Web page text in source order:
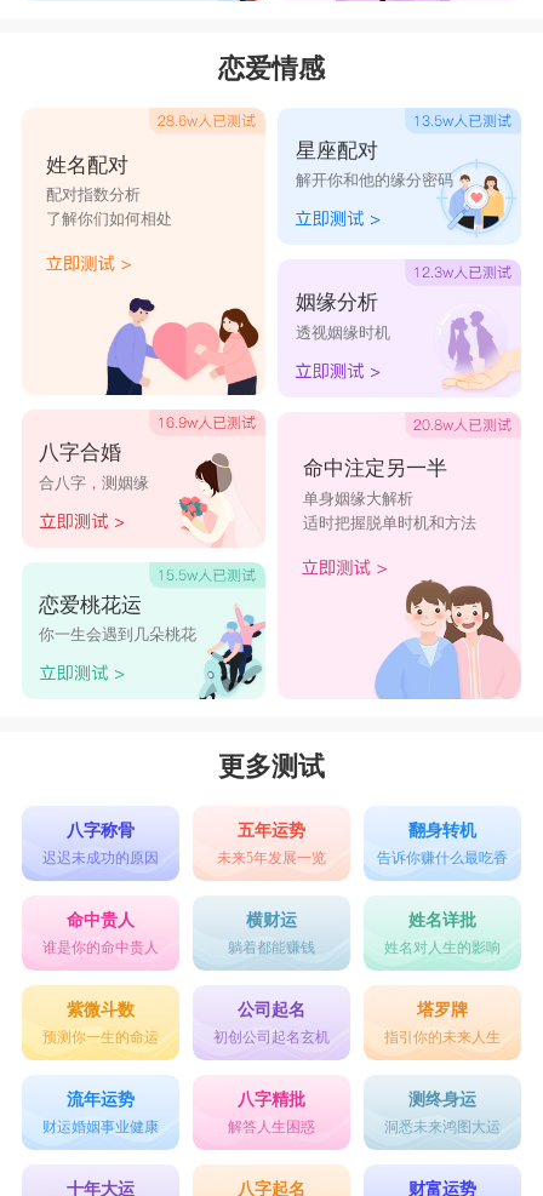
星座乐原创文章，转载需注明出处
恋爱情感
姓名配对
配对指数分析
了解你们如何相处
八字合婚
合八字，测姻缘
恋爱桃花运
你一生会遇到几朵桃花
星座配对
解开你和他的缘分密码
姻缘分析
透视姻缘时机
命中注定另一半
单身姻缘大解析
适时把握脱单时机和方法
更多测试
八字称骨
迟迟未成功的原因
五年运势
未来5年发展一览
翻身转机
告诉你赚什么最吃香
命中贵人
谁是你的命中贵人
横财运
躺着都能赚钱
姓名详批
姓名对人生的影响
紫微斗数
预测你一生的命运
公司起名
初创公司起名玄机
塔罗牌
指引你的未来人生
流年运势
财运婚姻事业健康
八字精批
解答人生困惑
测终身运
洞悉未来鸿图大运
十年大运 八字起名 财富运势